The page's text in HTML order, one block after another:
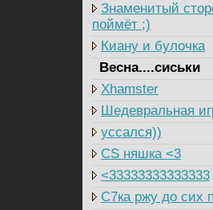
Знаменитый
поймёт ;)
Киану и булочка
Весна....сиськи
Xhamster
Шедевральная
уссался))
CS няшка <3
<33333333333333
C7ка ржу до сих